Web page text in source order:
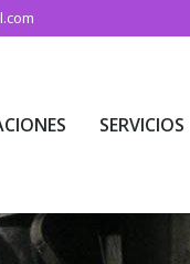
SERVICIOS